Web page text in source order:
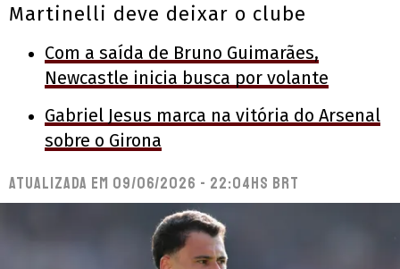
Martinelli deve deixar o clube
Com a saída de Bruno Guimarães,
Newcastle inicia busca por volante
Gabriel Jesus marca na vitória do Arsenal
sobre o Girona
Atualizada em 09/06/2026 - 22:04hs BRT